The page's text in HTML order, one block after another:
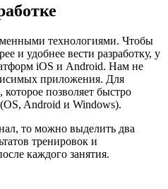
технологиями. Чтобы
и удобнее вести разработку, у
iOS и Android. Нам не
приложения. Для
позволяет быстро
Android и Windows).
то можно выделить два
тренировок и
каждого занятия.